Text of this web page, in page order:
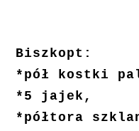
Biszkopt:
*pół kostki
*5 jajek,
*półtora